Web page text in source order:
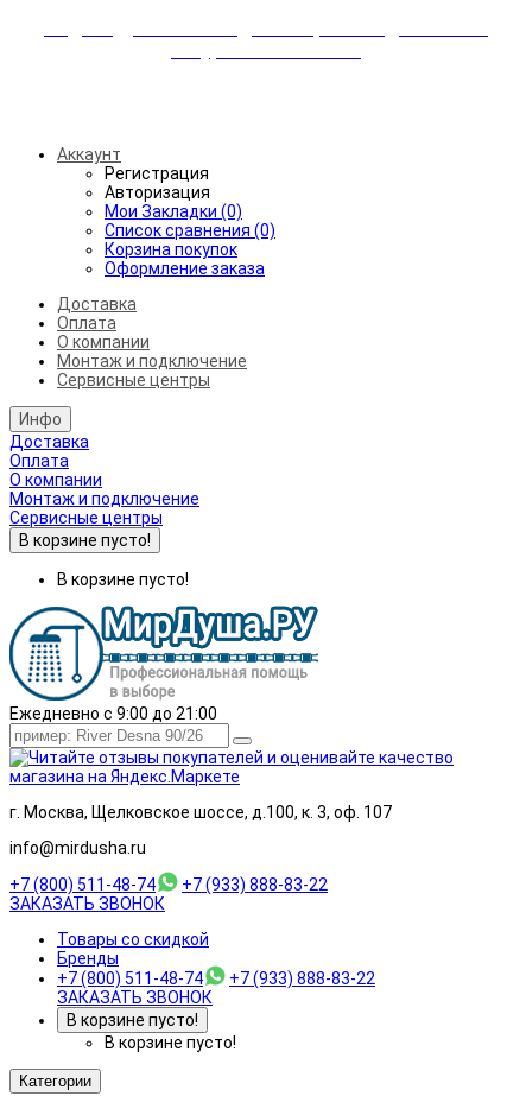
Аккаунт
Регистрация
Авторизация
Мои Закладки (0)
Список сравнения (0)
Корзина покупок
Оформление заказа
Доставка
Оплата
О компании
Монтаж и подключение
Сервисные центры
Инфо
Доставка
Оплата
О компании
Монтаж и подключение
Сервисные центры
В корзине пусто!
В корзине пусто!
Ежедневно с 9:00 до 21:00
г. Москва, Щелковское шоссе, д.100, к. 3, оф. 107
info@mirdusha.ru
+7 (800) 511-48-74
+7 (933) 888-83-22
ЗАКАЗАТЬ ЗВОНОК
Товары со скидкой
Бренды
+7 (800) 511-48-74
+7 (933) 888-83-22
ЗАКАЗАТЬ ЗВОНОК
В корзине пусто!
В корзине пусто!
Категории